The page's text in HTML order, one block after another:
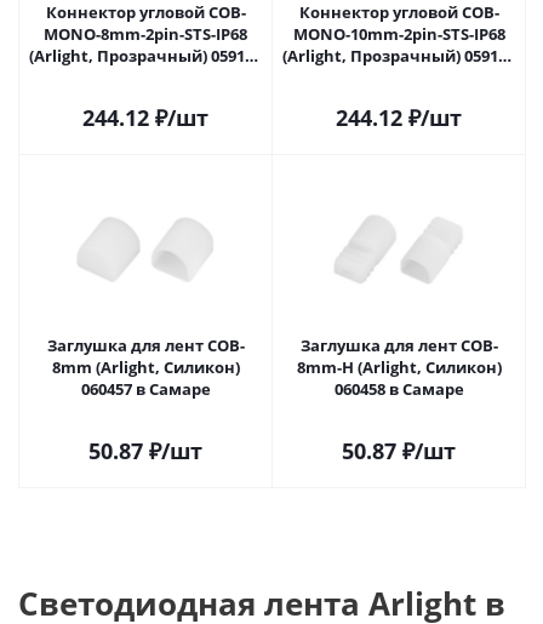
Коннектор угловой COB-
MONO-8mm-2pin-STS-IP68
(Arlight, Прозрачный) 059157
244.12 ₽/шт
Коннектор угловой COB-
MONO-10mm-2pin-STS-IP68
(Arlight, Прозрачный) 059159
244.12 ₽/шт
Заглушка для лент COB-
8mm (Arlight, Силикон)
060457 в Самаре
50.87 ₽/шт
Заглушка для лент COB-
8mm-H (Arlight, Силикон)
060458 в Самаре
50.87 ₽/шт
Светодиодная лента Arlight в